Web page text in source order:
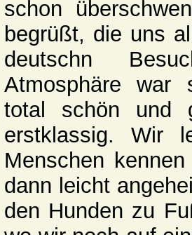
schon
begrüßt, die uns
deutschn
Atmosphäre war
total schön und
erstklassig. Wir
Menschen
dann leicht
den Hunden zu